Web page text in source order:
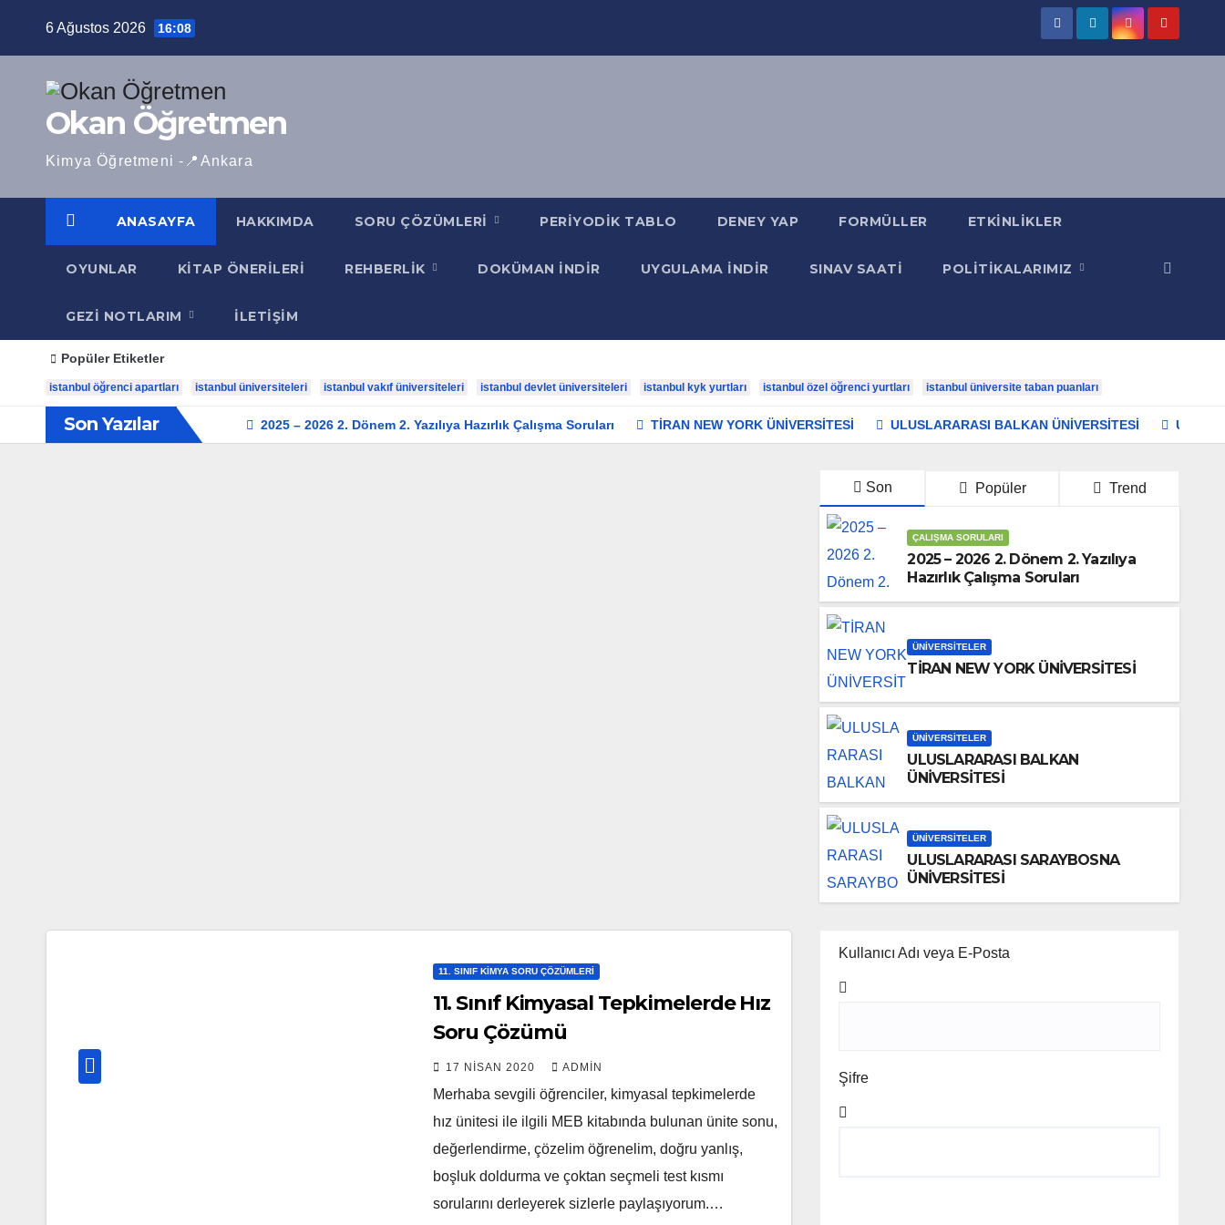
6 Ağustos 2026 16:08
Okan Öğretmen
Kimya Öğretmeni -📍Ankara
ANASAYFA HAKKIMDA SORU ÇÖZÜMLERI PERIYODIK TABLO DENEY YAP FORMÜLLER ETKINLIKLER
OYUNLAR KITAP ÖNERILERI REHBERLIK DOKÜMAN İNDIR UYGULAMA İNDIR SINAV SAATI POLITIKALARIMIZ
GEZI NOTLARIM İLETIŞIM
Popüler Etiketler
istanbul öğrenci apartları istanbul üniversiteleri istanbul vakıf üniversiteleri istanbul devlet üniversiteleri istanbul kyk yurtları istanbul özel öğrenci yurtları istanbul üniversite taban puanları
Son Yazılar 2025 – 2026 2. Dönem 2. Yazılıya Hazırlık Çalışma Soruları TİRAN NEW YORK ÜNİVERSİTESİ ULUSLARARASI BALKAN ÜNİVERSİTESİ
Son Popüler Trend
ÇALIŞMA SORULARI
2025 – 2026 2. Dönem 2. Yazılıya
Hazırlık Çalışma Soruları
ÜNIVERSITELER
TİRAN NEW YORK ÜNİVERSİTESİ
ÜNIVERSITELER
ULUSLARARASI BALKAN
ÜNİVERSİTESİ
ÜNIVERSITELER
ULUSLARARASI SARAYBOSNA
ÜNİVERSİTESİ
11. SINIF KIMYA SORU ÇÖZÜMLERI
11. Sınıf Kimyasal Tepkimelerde Hız
Soru Çözümü
17 NISAN 2020 ADMIN
Merhaba sevgili öğrenciler, kimyasal tepkimelerde
hız ünitesi ile ilgili MEB kitabında bulunan ünite sonu,
değerlendirme, çözelim öğrenelim, doğru yanlış,
boşluk doldurma ve çoktan seçmeli test kısmı
sorularını derleyerek sizlerle paylaşıyorum.…
Kullanıcı Adı veya E-Posta
Şifre